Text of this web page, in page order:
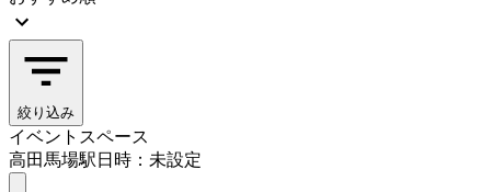
絞り込み
イベントスペース
高田馬場駅日時：未設定